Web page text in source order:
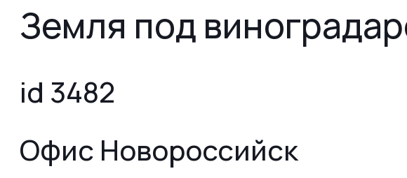
Земля под
id 3482
Офис Новороссийск